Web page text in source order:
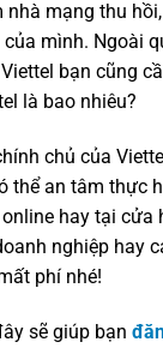
mạng thu
mình. Ngoài
bạn cũng
là bao nhiêu?
chủ của
thể an tâm thực
hay tại cửa
nghiệp hay
phí nhé!
sẽ giúp bạn